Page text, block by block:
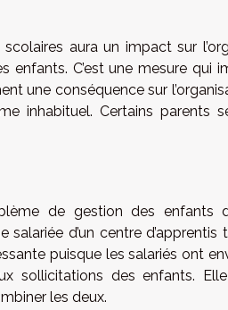
aura un impact sur
enfants. C’est une mesure
une conséquence sur
inhabituel. Certains parents
de gestion des enfants
salariée d’un centre
puisque les salariés ont
sollicitations des enfants.
les deux.